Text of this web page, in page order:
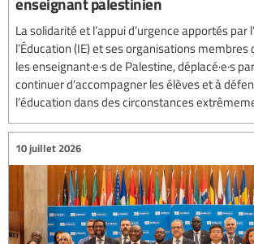
La solidarité et l’appui d’urgence apportés par
l’Éducation (IE) et ses organisations membres
les enseignant·e·s de Palestine, déplacé·e·s
continuer d’accompagner les élèves et à
l’éducation dans des circonstances
10 juillet 2026